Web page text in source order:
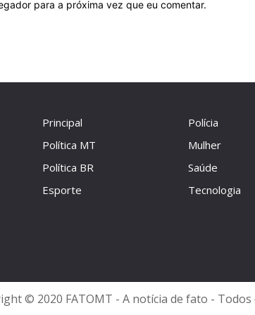
para a próxima vez que eu comentar.
Principal
Política MT
Política BR
Esporte
Polícia
Mulher
Saúde
Tecnologia
© 2020 FATOMT - A notícia de fato -